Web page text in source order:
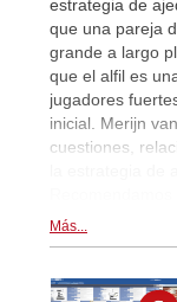
estrategia de
que una pareja
grande a largo
que el alfil es
jugadores
inicial. Merijn
cuestiones,
Más...